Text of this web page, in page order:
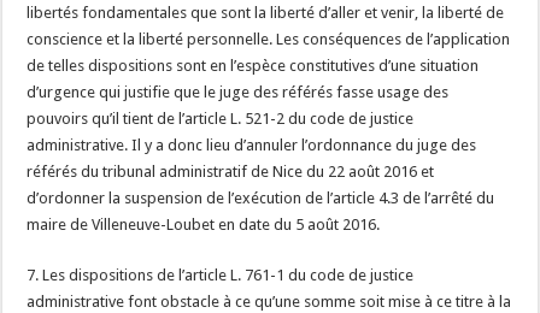
libertés fondamentales que sont la liberté d’aller et venir, la liberté de
conscience et la liberté personnelle. Les conséquences de l’application
de telles dispositions sont en l’espèce constitutives d’une situation
d’urgence qui justifie que le juge des référés fasse usage des
pouvoirs qu’il tient de l’article L. 521-2 du code de justice
administrative. Il y a donc lieu d’annuler l’ordonnance du juge des
référés du tribunal administratif de Nice du 22 août 2016 et
d’ordonner la suspension de l’exécution de l’article 4.3 de l’arrêté du
maire de Villeneuve-Loubet en date du 5 août 2016.
7. Les dispositions de l’article L. 761-1 du code de justice
administrative font obstacle à ce qu’une somme soit mise à ce titre à la